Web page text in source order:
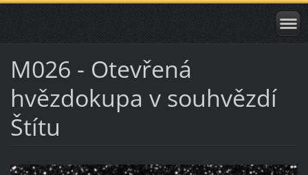
M026 - Otevřená
hvězdokupa v souhvězdí
Štítu